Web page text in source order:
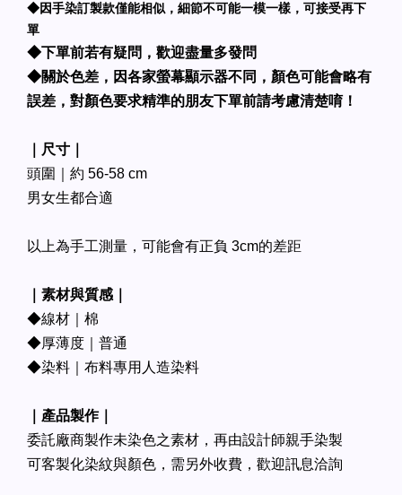
◆因手染訂製款僅能相似，細節不可能一模一樣，可接受再下
單
◆下單前若有疑問，歡迎盡量多發問
◆關於色差，因各家螢幕顯示器不同，顏色可能會略有
誤差，對顏色要求精準的朋友下單前請考慮清楚唷！
｜尺寸｜
頭圍｜約 56-58 cm
男女生都合適
以上為手工測量，可能會有正負 3cm的差距
｜素材與質感｜
◆線材｜棉
◆厚薄度｜普通
◆染料｜布料專用人造染料
｜產品製作｜
委託廠商製作未染色之素材，再由設計師親手染製
可客製化染紋與顏色，需另外收費，歡迎訊息洽詢